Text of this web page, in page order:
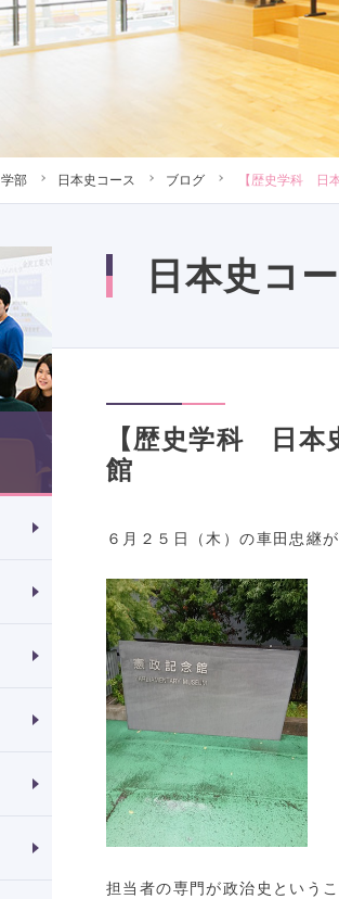
学部 日本史コース ブログ 【歴史学科 日
日本史コ
【歴史学科 日
館
６月２５日（木）の車田忠継
担当者の専門が政治史という